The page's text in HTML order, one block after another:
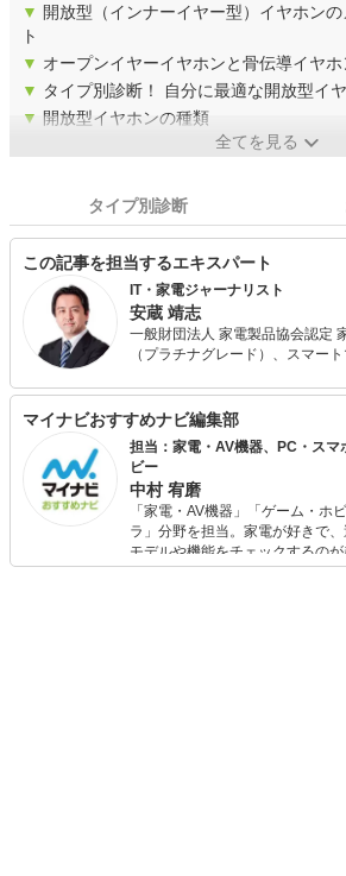
▼ 開放型（インナーイヤー型）イヤホン
ト
▼ オープンイヤーイヤホンと骨伝導イヤ
▼ タイプ別診断！ 自分に最適な開放型イ
▼ 開放型イヤホンの種類
全てを見る
タイプ別診断
この記事を担当するエキスパート
IT・家電ジャーナリスト
安蔵 靖志
一般財団法人 家電製品協会認定
（プラチナグレード）、スマー
経BP社『日経ネットナビ』『日
タルARENA』『日経トレンディ
に。 デジタル家電や生活家電に関連する記事を執筆するほ
か、家電のスペシャリストとし
雑誌など多数のメディアに出演。 KBCラジオ「キャイ～ン
の家電ソムリエ」に出演するほか
紹介コーナーの構成などにも携わ
マイナビおすすめナビ編集部
担当：家電・AV機器、PC・スマ
ビー
中村 宥磨
「家電・AV機器」「ゲーム・ホ
ラ」分野を担当。家電が好きで
モデルや機能をチェックするの
ムを楽しみながら、新作タイト